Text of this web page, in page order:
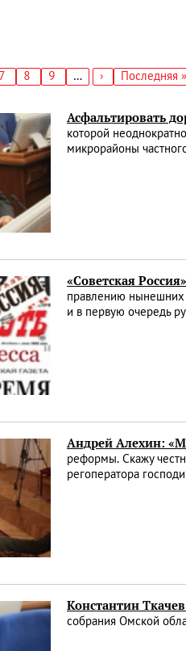
Страница
7 Страница
8 Страница
9 …
Следующая
›
Последняя
Последняя »
Асфальтировать
которой
микрорайоны
«Советская
правлению нынешних
и в первую очередь
Андрей Алехин:
реформы. Скажу
регоператора
Константин
собрания Омской